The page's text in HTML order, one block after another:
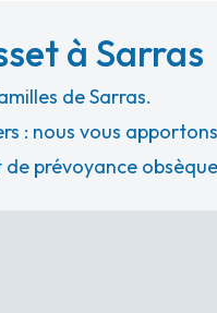
à Sarras
de Sarras.
: nous vous
prévoyance